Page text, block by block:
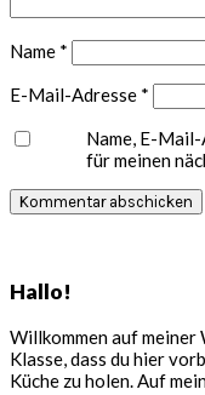
Name *
E-Mail-Adresse *
Name, E-
für meinen
Hallo!
Willkommen auf meiner
Klasse, dass du hier
Küche zu holen. Auf